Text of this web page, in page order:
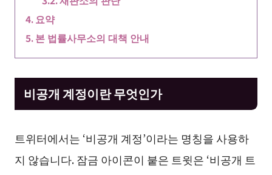
요약
본 법률사무소의 대책 안내
비공개 계정이란 무엇인가
트위터에서는 ‘비공개 계정’이라는 명칭을 사용하
지 않습니다. 잠금 아이콘이 붙은 트윗은 ‘비공개 트